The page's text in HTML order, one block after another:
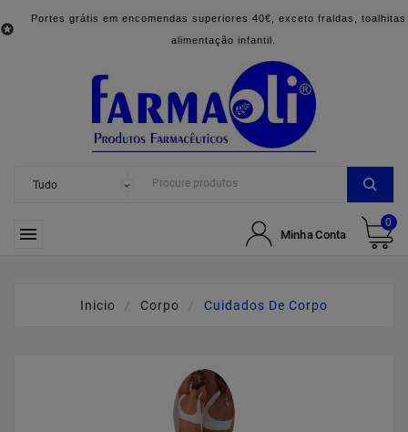

Portes grátis em encomendas superiores 40€, exceto fraldas, toalhitas
alimentação infantil.
 Minha Conta
0
Inicio Corpo Cuidados De Corpo